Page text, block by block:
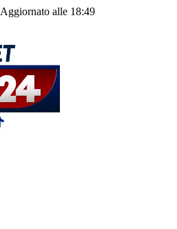
Aggiornato alle 18:49